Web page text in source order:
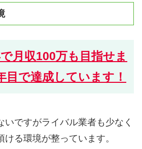
月収100万も目指せま
目で達成しています！
いですがライバル業者も少なく
る環境が整っています。